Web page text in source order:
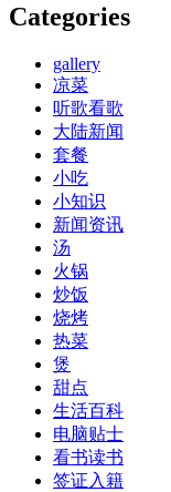
Categories
gallery
凉菜
听歌看歌
大陆新闻
套餐
小吃
小知识
新闻资讯
汤
火锅
炒饭
烧烤
热菜
煲
甜点
生活百科
电脑贴士
看书读书
签证入籍